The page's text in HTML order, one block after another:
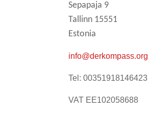
Sepapaja 9
Tallinn 15551
Estonia
info@derkompass.org
Tel: 00351918146423
VAT EE102058688